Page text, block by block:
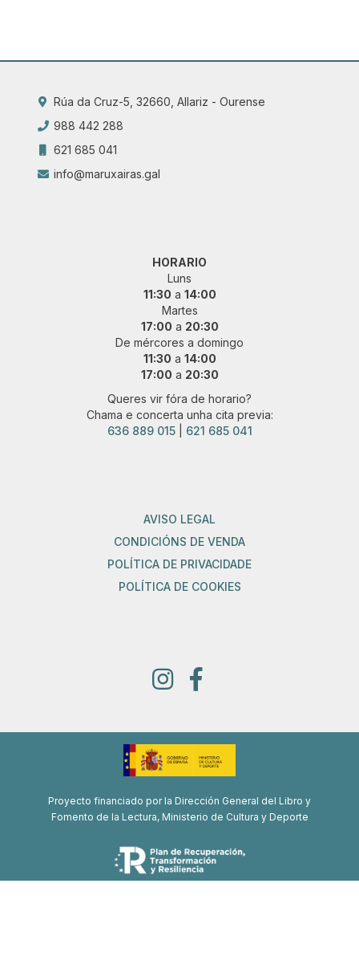
Rúa da Cruz-5, 32660, Allariz - Ourense
988 442 288
621 685 041
info@maruxairas.gal
HORARIO
Luns
11:30 a 14:00
Martes
17:00 a 20:30
De mércores a domingo
11:30 a 14:00
17:00 a 20:30
Queres vir fóra de horario?
Chama e concerta unha cita previa:
636 889 015| 621 685 041
AVISO LEGAL
CONDICIÓNS DE VENDA
POLÍTICA DE PRIVACIDADE
POLÍTICA DE COOKIES
Proyecto financiado por la Dirección General del Libro y
Fomento de la Lectura, Ministerio de Cultura y Deporte